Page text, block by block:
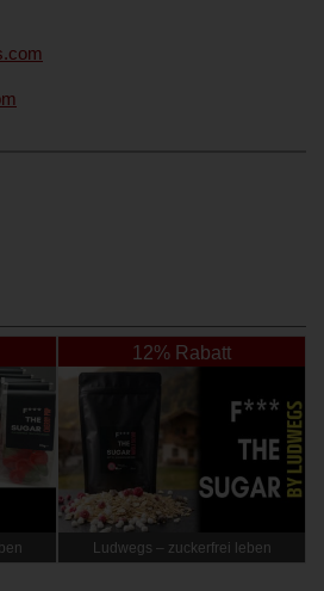
12% Rabatt
Ludwegs – zuckerfrei leben